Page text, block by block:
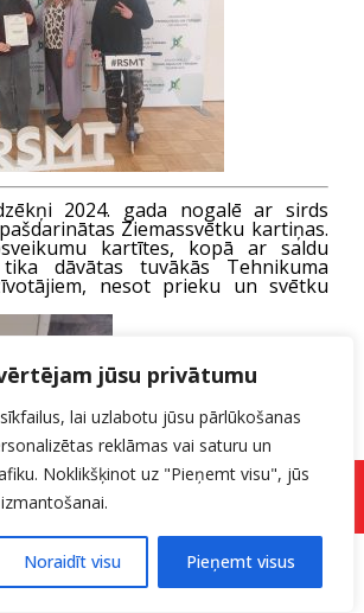
jūsu privātumu
lai uzlabotu jūsu pārlūkošanas
reklāmas vai saturu un
Noklikšķinot uz "Pieņemt visu", jūs
Noraidīt visu Pieņemt visus
forma
2024. gada nogalē ar sirds
Ziemassvētku kartiņas.
kartītes, kopā ar saldu
dāvātas tuvākās Tehnikuma
nesot prieku un svētku